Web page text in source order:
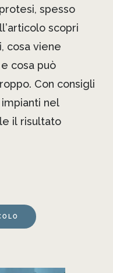
spesso
scopri
cosa viene
cosa può
Con consigli
nel
il risultato